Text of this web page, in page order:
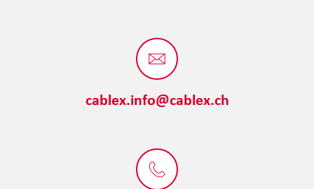
cablex.info@cablex.ch